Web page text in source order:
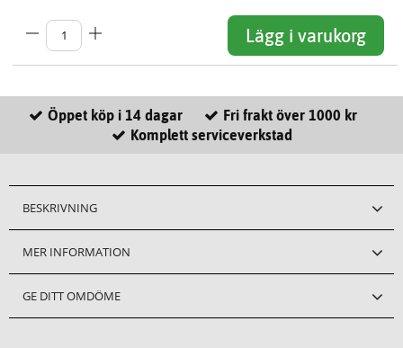
Lägg i varukorg
Öppet köp i 14 dagar
Fri frakt över 1000 kr
Komplett serviceverkstad
BESKRIVNING
MER INFORMATION
GE DITT OMDÖME